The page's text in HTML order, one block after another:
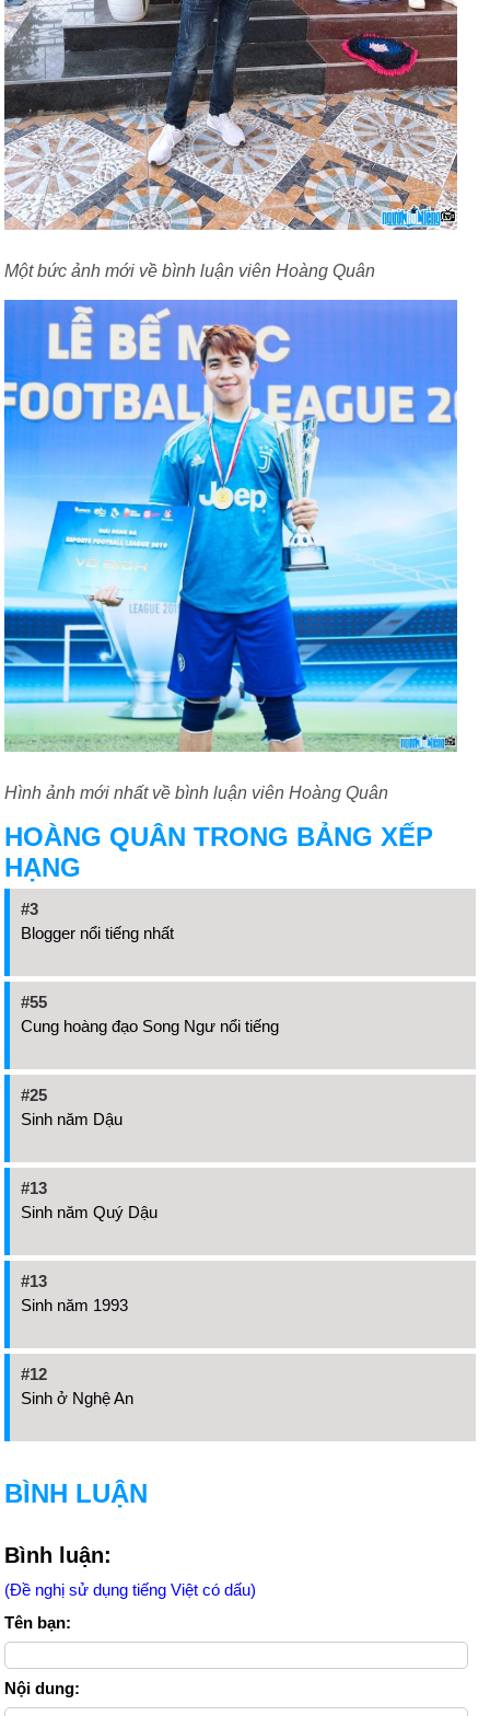
Một bức ảnh mới về bình luận viên Hoàng Quân
Hình ảnh mới nhất về bình luận viên Hoàng Quân
HOÀNG QUÂN TRONG BẢNG XẾP
HẠNG
#3
Blogger nổi tiếng nhất
#55
Cung hoàng đạo Song Ngư nổi tiếng
#25
Sinh năm Dậu
#13
Sinh năm Quý Dậu
#13
Sinh năm 1993
#12
Sinh ở Nghệ An
BÌNH LUẬN
Bình luận:
(Đề nghị sử dụng tiếng Việt có dấu)
Tên bạn:
Nội dung: